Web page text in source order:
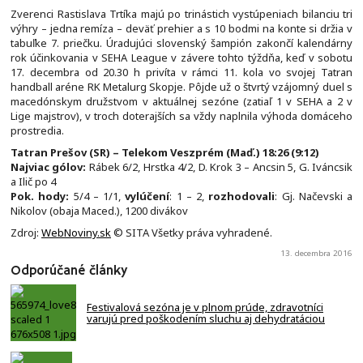
Zverenci Rastislava Trtíka majú po trinástich vystúpeniach bilanciu tri
výhry – jedna remíza – deväť prehier a s 10 bodmi na konte si držia v
tabuľke 7. priečku. Úradujúci slovenský šampión zakončí kalendárny
rok účinkovania v SEHA League v závere tohto týždňa, keď v sobotu
17. decembra od 20.30 h privíta v rámci 11. kola vo svojej Tatran
handball aréne RK Metalurg Skopje. Pôjde už o štvrtý vzájomný duel s
macedónskym družstvom v aktuálnej sezóne (zatiaľ 1 v SEHA a 2 v
Lige majstrov), v troch doterajších sa vždy naplnila výhoda domáceho
prostredia.
Tatran Prešov (SR) – Telekom Veszprém (Maď.) 18:26 (9:12)
Najviac gólov: Rábek 6/2, Hrstka 4/2, D. Krok 3 – Ancsin 5, G. Iváncsik
a Ilič po 4
Pok. hody: 5/4 – 1/1,vylúčení: 1 – 2, rozhodovali: Gj. Načevski a
Nikolov (obaja Maced.), 1200 divákov
Zdroj: WebNoviny.sk© SITA Všetky práva vyhradené.
13. decembra 2016
Odporúčané články
Festivalová sezóna je v plnom prúde, zdravotníci
varujú pred poškodením sluchu aj dehydratáciou